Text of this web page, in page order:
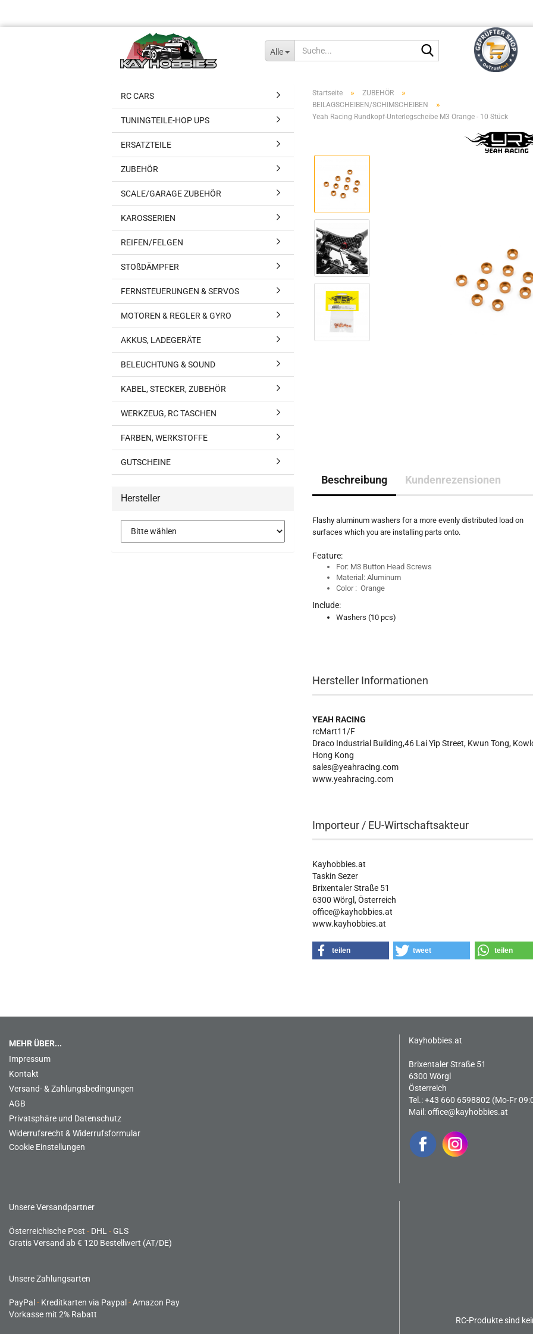
Alle
Startseite » ZUBEHÖR »
BEILAGSCHEIBEN/SCHIMSCHEIBEN »
Yeah Racing Rundkopf-Unterlegscheibe M3 Orange - 10 Stück
Beschreibung Kundenrezensionen
Flashy aluminum washers for a more evenly distributed load on
surfaces which you are installing parts onto.
Feature:
For: M3 Button Head Screws
Material: Aluminum
Color : Orange
Include:
Washers (10 pcs)
Hersteller Informationen
YEAH RACING
rcMart11/F
Draco Industrial Building,46 Lai Yip Street, Kwun Tong,
Hong Kong
sales@yeahracing.com
www.yeahracing.com
Importeur / EU-Wirtschaftsakteur
Kayhobbies.at
Taskin Sezer
Brixentaler Straße 51
6300 Wörgl, Österreich
office@kayhobbies.at
www.kayhobbies.at
teilen tweet teilen
RC CARS
TUNINGTEILE-HOP UPS
ERSATZTEILE
ZUBEHÖR
SCALE/GARAGE ZUBEHÖR
KAROSSERIEN
REIFEN/FELGEN
STOßDÄMPFER
FERNSTEUERUNGEN & SERVOS
MOTOREN & REGLER & GYRO
AKKUS, LADEGERÄTE
BELEUCHTUNG & SOUND
KABEL, STECKER, ZUBEHÖR
WERKZEUG, RC TASCHEN
FARBEN, WERKSTOFFE
GUTSCHEINE
Hersteller
MEHR ÜBER...
Impressum
Kontakt
Versand- & Zahlungsbedingungen
AGB
Privatsphäre und Datenschutz
Widerrufsrecht & Widerrufsformular
Cookie Einstellungen
Kayhobbies.at
Brixentaler Straße 51
6300 Wörgl
Österreich
Tel.: +43 660 6598802 (Mo-Fr
Mail:office@kayhobbies.at
Unsere Versandpartner
Österreichische Post - DHL -GLS
Gratis Versand ab € 120 Bestellwert (AT/DE)
Unsere Zahlungsarten
PayPal - Kreditkarten via Paypal -Amazon Pay
Vorkasse mit 2% Rabatt
RC-Produkte sind